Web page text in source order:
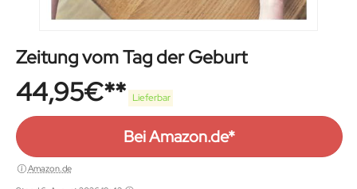
Zeitung vom Tag der Geburt
44,95€ Lieferbar
Bei Amazon.de*
Amazon.de